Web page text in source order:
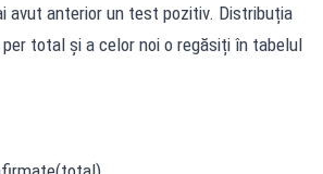
avut anterior un test pozitiv. Distribuția
total și a celor noi o regăsiți în tabelul